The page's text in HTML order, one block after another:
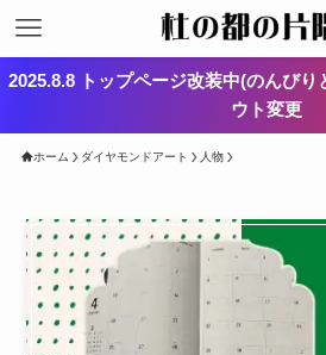
2025.8.8 トップページ改装中(のんび
ウト変更
ホーム ダイヤモンドアート 人物